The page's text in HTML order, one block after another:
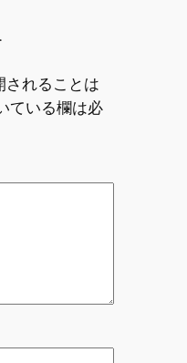
されることは
ている欄は必